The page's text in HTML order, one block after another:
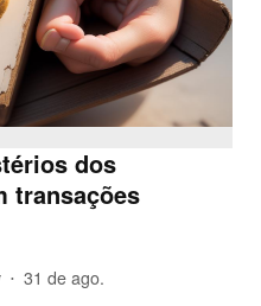
dos
transações
• 31 de ago.